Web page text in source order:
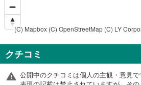
(C) Mapbox (C) OpenStreetMap (C) LY
クチコミ
公開中のクチコミは個人の主観・意見